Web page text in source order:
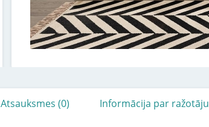
Atsauksmes (0) Informācija par ražotāju